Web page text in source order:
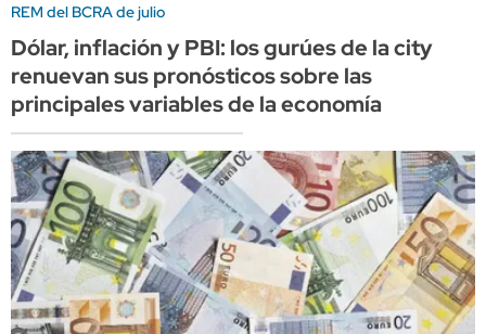
REM del BCRA de julio
Dólar, inflación y PBI: los gurúes de la city
renuevan sus pronósticos sobre las
principales variables de la economía